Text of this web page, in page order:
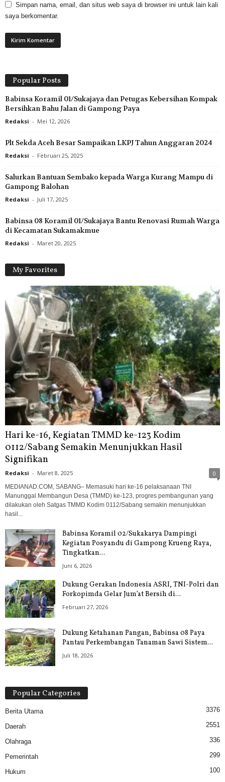
Simpan nama, email, dan situs web saya di browser ini untuk lain kali
saya berkomentar.
Popular Posts
Babinsa Koramil 01/Sukajaya dan Petugas Kebersihan Kompak
Bersihkan Bahu Jalan di Gampong Paya
Redaksi - Mei 12, 2026
Plt Sekda Aceh Besar Sampaikan LKPJ Tahun Anggaran 2024
Redaksi - Februari 25, 2025
Salurkan Bantuan Sembako kepada Warga Kurang Mampu di
Gampong Balohan
Redaksi - Juli 17, 2025
Babinsa 08 Koramil 01/Sukajaya Bantu Renovasi Rumah Warga
di Kecamatan Sukamakmue
Redaksi - Maret 20, 2025
My Favorites
Hari ke-16, Kegiatan TMMD ke-123 Kodim
0112/Sabang Semakin Menunjukkan Hasil
Signifikan
Redaksi - Maret 8, 2025 0
MEDIANAD.COM, SABANG– Memasuki hari ke-16 pelaksanaan TNI
Manunggal Membangun Desa (TMMD) ke-123, progres pembangunan yang
dilakukan oleh Satgas TMMD Kodim 0112/Sabang semakin menunjukkan
hasil...
Babinsa Koramil 02/Sukakarya Dampingi
Kegiatan Posyandu di Gampong Krueng Raya,
Tingkatkan...
Juni 6, 2026
Dukung Gerakan Indonesia ASRI, TNI-Polri dan
Forkopimda Gelar Jum’at Bersih di...
Februari 27, 2026
Dukung Ketahanan Pangan, Babinsa 08 Paya
Pantau Perkembangan Tanaman Sawi Sistem...
Juli 18, 2026
Popular Categories
Berita Utama 3376
Daerah 2551
Olahraga 336
Pemerintah 299
Hukum
100